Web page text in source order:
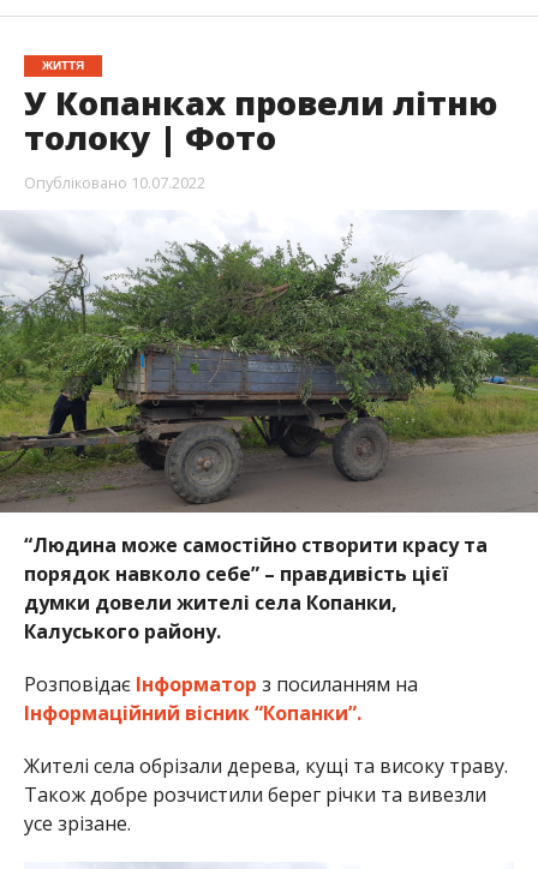
ЖИТТЯ
У Копанках провели літню
толоку | Фото
Опубліковано 10.07.2022
“Людина може самостійно створити красу та
порядок навколо себе” – правдивість цієї
думки довели жителі села Копанки,
Калуського району.
Розповідає Інформатор з посиланням на
Інформаційний вісник “Копанки”.
Жителі села обрізали дерева, кущі та високу траву.
Також добре розчистили берег річки та вивезли
усе зрізане.